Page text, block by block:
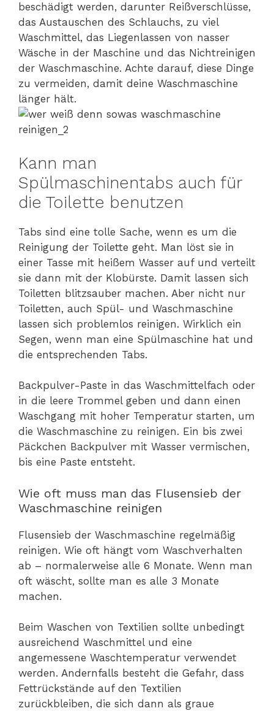
beschädigt werden, darunter Reißverschlüsse,
das Austauschen des Schlauchs, zu viel
Waschmittel, das Liegenlassen von nasser
Wäsche in der Maschine und das Nichtreinigen
der Waschmaschine. Achte darauf, diese Dinge
zu vermeiden, damit deine Waschmaschine
länger hält.
Kann man
Spülmaschinentabs auch für
die Toilette benutzen
Tabs sind eine tolle Sache, wenn es um die
Reinigung der Toilette geht. Man löst sie in
einer Tasse mit heißem Wasser auf und verteilt
sie dann mit der Klobürste. Damit lassen sich
Toiletten blitzsauber machen. Aber nicht nur
Toiletten, auch Spül- und Waschmaschine
lassen sich problemlos reinigen. Wirklich ein
Segen, wenn man eine Spülmaschine hat und
die entsprechenden Tabs.
Backpulver-Paste in das Waschmittelfach oder
in die leere Trommel geben und dann einen
Waschgang mit hoher Temperatur starten, um
die Waschmaschine zu reinigen. Ein bis zwei
Päckchen Backpulver mit Wasser vermischen,
bis eine Paste entsteht.
Wie oft muss man das Flusensieb der
Waschmaschine reinigen
Flusensieb der Waschmaschine regelmäßig
reinigen. Wie oft hängt vom Waschverhalten
ab – normalerweise alle 6 Monate. Wenn man
oft wäscht, sollte man es alle 3 Monate
machen.
Beim Waschen von Textilien sollte unbedingt
ausreichend Waschmittel und eine
angemessene Waschtemperatur verwendet
werden. Andernfalls besteht die Gefahr, dass
Fettrückstände auf den Textilien
zurückbleiben, die sich dann als graue